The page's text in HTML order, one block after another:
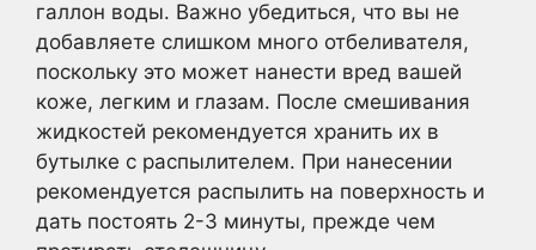
галлон воды. Важно убедиться, что вы не
добавляете слишком много отбеливателя,
поскольку это может нанести вред вашей
коже, легким и глазам. После смешивания
жидкостей рекомендуется хранить их в
бутылке с распылителем. При нанесении
рекомендуется распылить на поверхность и
дать постоять 2-3 минуты, прежде чем